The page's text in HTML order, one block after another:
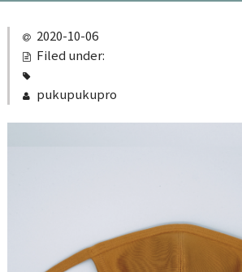
2020-10-06
Filed under:
pukupukupro